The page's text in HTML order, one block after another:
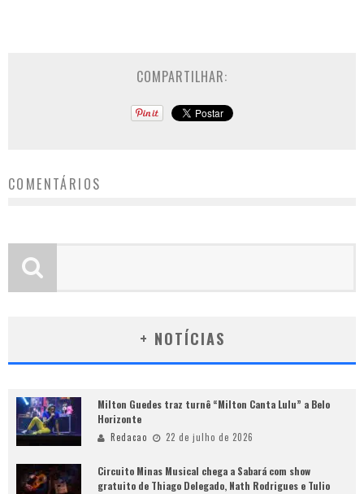
COMPARTILHAR:
COMENTÁRIOS
+ NOTÍCIAS
Milton Guedes traz turnê “Milton Canta Lulu” a Belo
Horizonte
Redacao 22 de julho de 2026
Circuito Minas Musical chega a Sabará com show
gratuito de Thiago Delegado, Nath Rodrigues e Tulio